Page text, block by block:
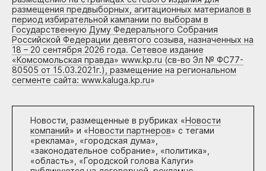
размещения предвыборных, агитационных материалов в
период избирательной кампании по выборам в
Государственную Думу Федерального Собрания
Российской Федерации девятого созыва, назначенных на
18 – 20 сентября 2026 года. Сетевое издание
«Комсомольская правда» www.kp.ru (св-во Эл № ФС77-
80505 от 15.03.2021г.), размещение на региональном
сегменте сайта: www.kaluga.kp.ru»
Новости, размещенные в рубриках «Новости
компаний» и «Новости партнеров» с тегами
«реклама», «городская дума»,
«законодательное собрание», «политика»,
«область», «Городской голова Калуги»